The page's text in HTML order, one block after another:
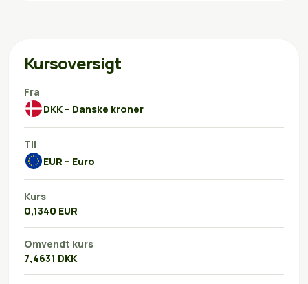
Kursoversigt
Fra
DKK – Danske kroner
Til
EUR – Euro
Kurs
0,1340 EUR
Omvendt kurs
7,4631 DKK